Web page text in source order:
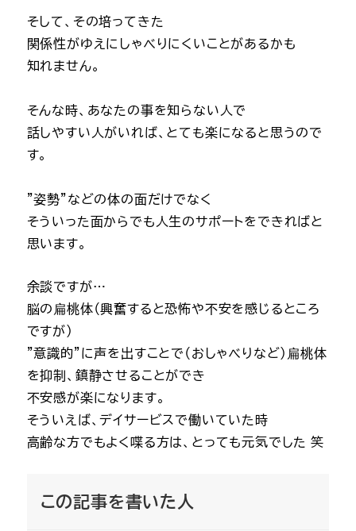
そして、その培ってきた
関係性がゆえにしゃべりにくいことがあるかも
知れません。
そんな時、あなたの事を知らない人で
話しやすい人がいれば、とても楽になると思うので
す。
”姿勢”などの体の面だけでなく
そういった面からでも人生のサポートをできればと
思います。
余談ですが…
脳の扁桃体（興奮すると恐怖や不安を感じるところ
ですが）
”意識的”に声を出すことで（おしゃべりなど）扁桃体
を抑制、鎮静させることができ
不安感が楽になります。
そういえば、デイサービスで働いていた時
高齢な方でもよく喋る方は、とっても元気でした 笑
この記事を書いた人